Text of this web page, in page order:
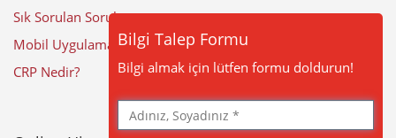
Bilgi Talep Formu
Bilgi almak için lütfen formu doldurun!
Adınız,
Soyadınız
Sık Sorulan Sorular
Mobil Uygulama
CRP Nedir?